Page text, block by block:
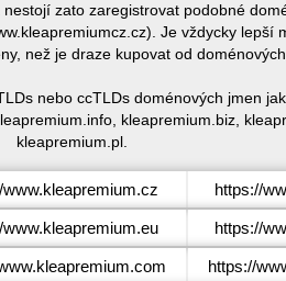
zato zaregistrovat podobné
Je vždycky lepší
než je draze kupovat od doménových
nebo ccTLDs doménových jmen
kleapremium.biz,
kleapremium.pl.
www.kleapremium.cz https://
www.kleapremium.eu https://
https://